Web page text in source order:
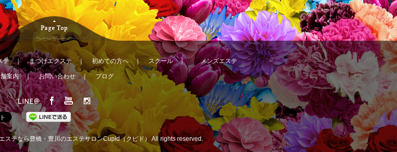
テ｜まつげエクステ ｜ 初めての方へ｜ スクール｜ メンズエステ
案内｜お問い合わせ ｜ ブログ
ステなら豊橋・豊川のエステサロンCupid（クピド）All rights reserved.